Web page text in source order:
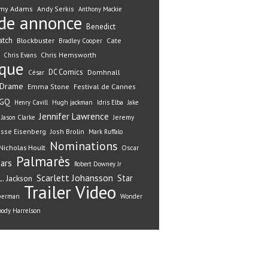
Adams Andy Serkis Anthony Mackie
annonce Benedict
Blockbuster Bradley Cooper Cate
Chris Evans Chris Hemsworth
César DC Comics Domhnall
Drame Emma Stone Festival de Cannes
Henry Cavill Hugh jackman Idris Elba Jake
Jason Clarke Jennifer Lawrence Jeremy
Eisenberg Josh Brolin Mark Ruffalo
Hoult Nominations Oscar
Palmarès Robert Downey Jr
Jackson Scarlett Johansson Star
TrailerVideo Wonder
Harrelson